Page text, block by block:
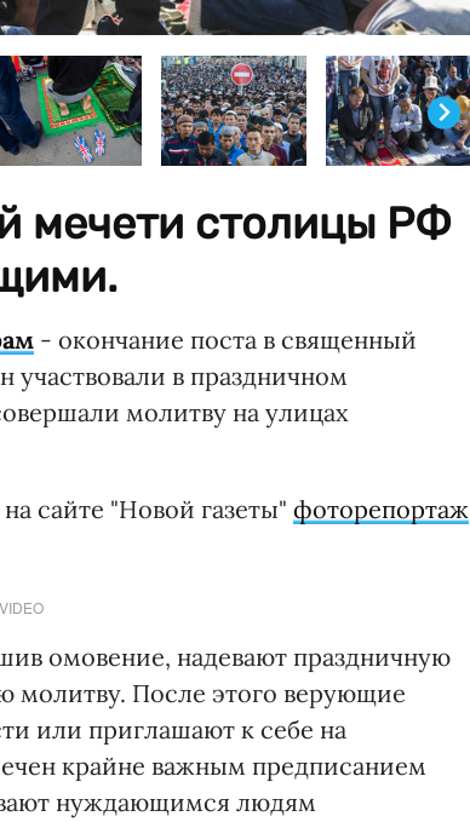
мечети столицы РФ
- окончание поста в священный
участвовали в праздничном
молитву на улицах
сайте "Новой газеты" фоторепортаж
омовение, надевают праздничную
молитву. После этого верующие
или приглашают к себе на
крайне важным предписанием
нуждающимся людям